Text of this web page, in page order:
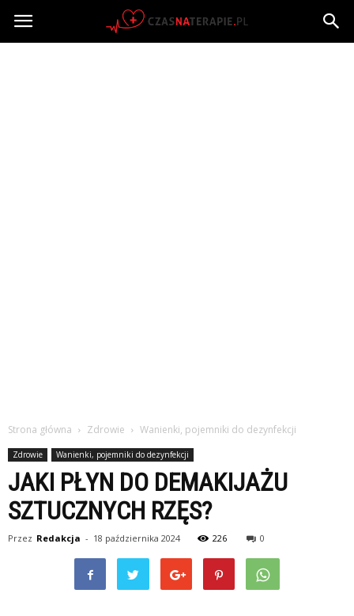
Czasnaterapie.pl
Strona główna Zdrowie Wanienki, pojemniki do dezynfekcji
Zdrowie Wanienki, pojemniki do dezynfekcji
JAKI PŁYN DO DEMAKIJAŻU
SZTUCZNYCH RZĘS?
Przez Redakcja - 18 października 2024 226 0